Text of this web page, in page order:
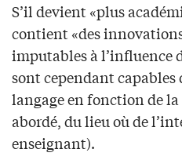
S’il devient «plus
contient «des
imputables à l’influence
sont cependant capables
langage en fonction de
abordé, du lieu où de
enseignant).